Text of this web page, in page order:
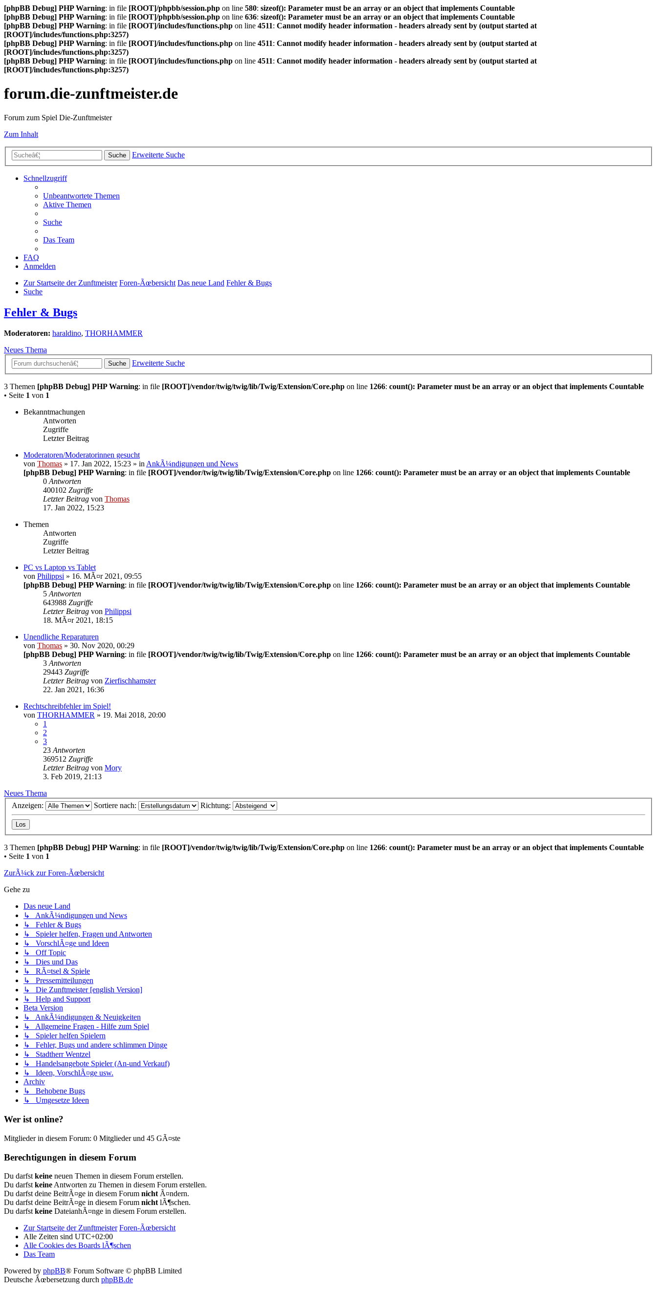
[phpBB Debug] PHP Warning: in file [ROOT]/phpbb/session.php on line 580: sizeof(): Parameter must be an array or an object that implements Countable
[phpBB Debug] PHP Warning: in file [ROOT]/phpbb/session.php on line 636: sizeof(): Parameter must be an array or an object that implements Countable
[phpBB Debug] PHP Warning: in file [ROOT]/includes/functions.php on line 4511: Cannot modify header information - headers already sent by (output started at
[ROOT]/includes/functions.php:3257)
[phpBB Debug] PHP Warning: in file [ROOT]/includes/functions.php on line 4511: Cannot modify header information - headers already sent by (output started at
[ROOT]/includes/functions.php:3257)
[phpBB Debug] PHP Warning: in file [ROOT]/includes/functions.php on line 4511: Cannot modify header information - headers already sent by (output started at
[ROOT]/includes/functions.php:3257)
forum.die-zunftmeister.de
Forum zum Spiel Die-Zunftmeister
Zum Inhalt
Suche Erweiterte Suche
Schnellzugriff
Unbeantwortete Themen
Aktive Themen
Suche
Das Team
FAQ
Anmelden
Zur Startseite der Zunftmeister Foren-Ãœbersicht Das neue Land Fehler & Bugs
Suche
Fehler & Bugs
Moderatoren: haraldino, THORHAMMER
Neues Thema
Suche Erweiterte Suche
3 Themen [phpBB Debug] PHP Warning: in file [ROOT]/vendor/twig/twig/lib/Twig/Extension/Core.php on line 1266: count(): Parameter must be an array or an object that implements Countable
• Seite 1 von 1
Bekanntmachungen
Antworten
Zugriffe
Letzter Beitrag
Moderatoren/Moderatorinnen gesucht
von Thomas » 17. Jan 2022, 15:23 » in AnkÃ¼ndigungen und News
[phpBB Debug] PHP Warning: in file [ROOT]/vendor/twig/twig/lib/Twig/Extension/Core.php on line 1266: count(): Parameter must be an array or an object that implements Countable
0 Antworten
400102 Zugriffe
Letzter Beitrag von Thomas
17. Jan 2022, 15:23
Themen
Antworten
Zugriffe
Letzter Beitrag
PC vs Laptop vs Tablet
von Philippsi » 16. MÃ¤r 2021, 09:55
[phpBB Debug] PHP Warning: in file [ROOT]/vendor/twig/twig/lib/Twig/Extension/Core.php on line 1266: count(): Parameter must be an array or an object that implements Countable
5 Antworten
643988 Zugriffe
Letzter Beitrag von Philippsi
18. MÃ¤r 2021, 18:15
Unendliche Reparaturen
von Thomas » 30. Nov 2020, 00:29
[phpBB Debug] PHP Warning: in file [ROOT]/vendor/twig/twig/lib/Twig/Extension/Core.php on line 1266: count(): Parameter must be an array or an object that implements Countable
3 Antworten
29443 Zugriffe
Letzter Beitrag von Zierfischhamster
22. Jan 2021, 16:36
Rechtschreibfehler im Spiel!
von THORHAMMER » 19. Mai 2018, 20:00
1
2
3
23 Antworten
369512 Zugriffe
Letzter Beitrag von Mory
3. Feb 2019, 21:13
Neues Thema
Anzeigen:
Sortiere nach: Richtung:
3 Themen [phpBB Debug] PHP Warning: in file [ROOT]/vendor/twig/twig/lib/Twig/Extension/Core.php on line 1266: count(): Parameter must be an array or an object that implements Countable
• Seite 1 von 1
ZurÃ¼ck zur Foren-Ãœbersicht
Gehe zu
Das neue Land
↳ AnkÃ¼ndigungen und News
↳ Fehler & Bugs
↳ Spieler helfen, Fragen und Antworten
↳ VorschlÃ¤ge und Ideen
↳ Off Topic
↳ Dies und Das
↳ RÃ¤tsel & Spiele
↳ Pressemitteilungen
↳ Die Zunftmeister [english Version]
↳ Help and Support
Beta Version
↳ AnkÃ¼ndigungen & Neuigkeiten
↳ Allgemeine Fragen - Hilfe zum Spiel
↳ Spieler helfen Spielern
↳ Fehler, Bugs und andere schlimmen Dinge
↳ Stadtherr Wentzel
↳ Handelsangebote Spieler (An-und Verkauf)
↳ Ideen, VorschlÃ¤ge usw.
Archiv
↳ Behobene Bugs
↳ Umgesetze Ideen
Wer ist online?
Mitglieder in diesem Forum: 0 Mitglieder und 45 GÃ¤ste
Berechtigungen in diesem Forum
Du darfst keine neuen Themen in diesem Forum erstellen.
Du darfst keine Antworten zu Themen in diesem Forum erstellen.
Du darfst deine BeitrÃ¤ge in diesem Forum nicht Ã¤ndern.
Du darfst deine BeitrÃ¤ge in diesem Forum nicht lÃ¶schen.
Du darfst keine DateianhÃ¤nge in diesem Forum erstellen.
Zur Startseite der Zunftmeister Foren-Ãœbersicht
Alle Zeiten sind UTC+02:00
Alle Cookies des Boards lÃ¶schen
Das Team
Powered by phpBB® Forum Software © phpBB Limited
Deutsche Ãœbersetzung durch phpBB.de